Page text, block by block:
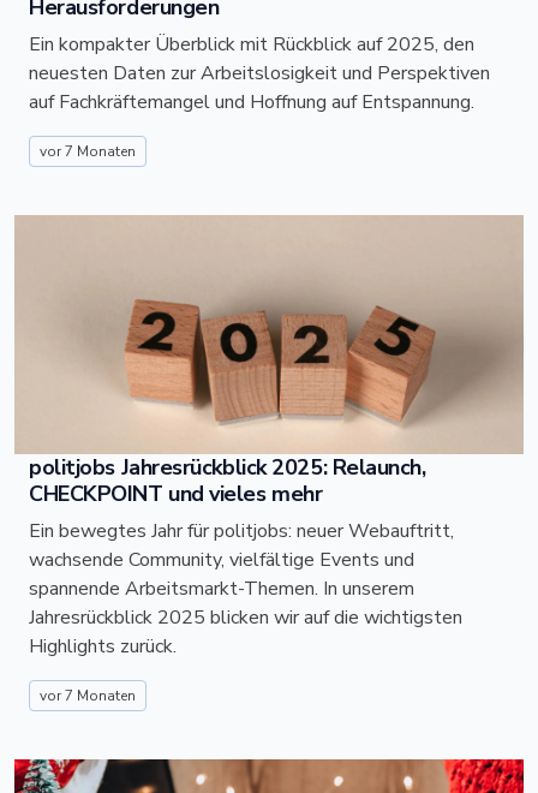
Herausforderungen
Ein kompakter Überblick mit Rückblick auf 2025, den
neuesten Daten zur Arbeitslosigkeit und Perspektiven
auf Fachkräftemangel und Hoffnung auf Entspannung.
vor 7 Monaten
politjobs Jahresrückblick 2025: Relaunch,
CHECKPOINT und vieles mehr
Ein bewegtes Jahr für politjobs: neuer Webauftritt,
wachsende Community, vielfältige Events und
spannende Arbeitsmarkt-Themen. In unserem
Jahresrückblick 2025 blicken wir auf die wichtigsten
Highlights zurück.
vor 7 Monaten